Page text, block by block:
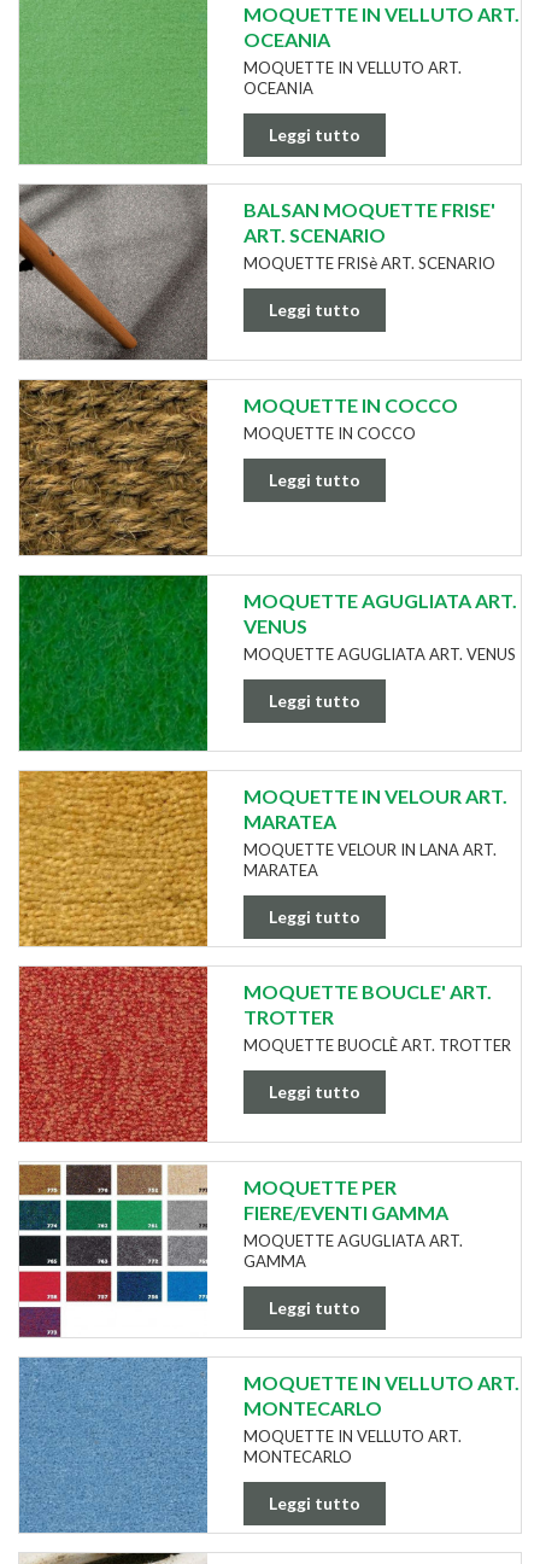
MOQUETTE IN VELLUTO ART.
OCEANIA
MOQUETTE IN VELLUTO ART.
OCEANIA
Leggi tutto
BALSAN MOQUETTE FRISE'
ART. SCENARIO
MOQUETTE FRISè ART. SCENARIO
Leggi tutto
MOQUETTE IN COCCO
MOQUETTE IN COCCO
Leggi tutto
MOQUETTE AGUGLIATA ART.
VENUS
MOQUETTE AGUGLIATA ART. VENUS
Leggi tutto
MOQUETTE IN VELOUR ART.
MARATEA
MOQUETTE VELOUR IN LANA ART.
MARATEA
Leggi tutto
MOQUETTE BOUCLE' ART.
TROTTER
MOQUETTE BUOCLÈ ART. TROTTER
Leggi tutto
MOQUETTE PER
FIERE/EVENTI GAMMA
MOQUETTE AGUGLIATA ART.
GAMMA
Leggi tutto
MOQUETTE IN VELLUTO ART.
MONTECARLO
MOQUETTE IN VELLUTO ART.
MONTECARLO
Leggi tutto